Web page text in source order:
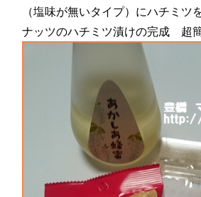
（塩味が無いタイプ）にハチミツ
ナッツのハチミツ漬けの完成 超簡